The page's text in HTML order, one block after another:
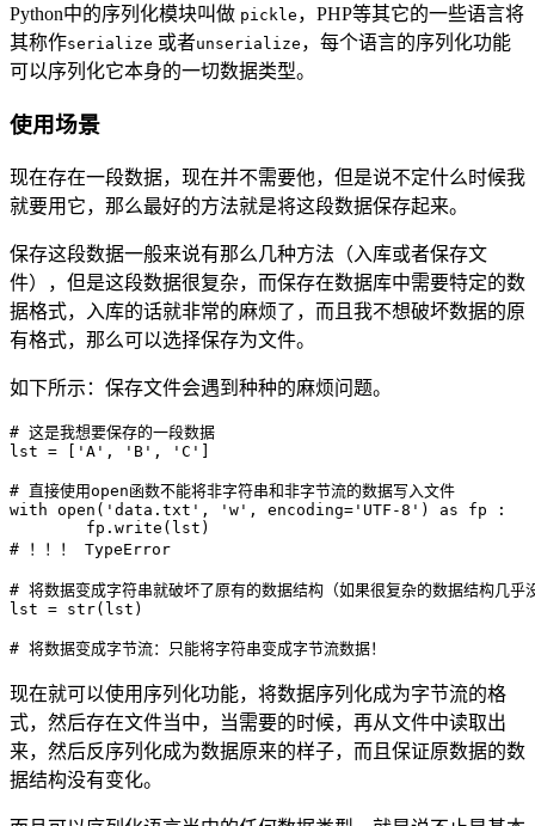
Python中的序列化模块叫做 pickle ，PHP等其它的一些语言将
其称作serialize 或者unserialize ，每个语言的序列化功能
可以序列化它本身的一切数据类型。
使用场景
现在存在一段数据，现在并不需要他，但是说不定什么时候我
就要用它，那么最好的方法就是将这段数据保存起来。
保存这段数据一般来说有那么几种方法（入库或者保存文
件），但是这段数据很复杂，而保存在数据库中需要特定的数
据格式，入库的话就非常的麻烦了，而且我不想破坏数据的原
有格式，那么可以选择保存为文件。
如下所示：保存文件会遇到种种的麻烦问题。
# 这是我想要保存的一段数据
lst = ['A', 'B', 'C']
# 直接使用open函数不能将非字符串和非字节流的数据写入文件
with open('data.txt', 'w', encoding='UTF-8') as fp :
# ！！！ TypeError
# 将数据变成字符串就破坏了原有的数据结构（如果很复杂的数据结构几乎
lst = str(lst)
现在就可以使用序列化功能，将数据序列化成为字节流的格
式，然后存在文件当中，当需要的时候，再从文件中读取出
来，然后反序列化成为数据原来的样子，而且保证原数据的数
据结构没有变化。